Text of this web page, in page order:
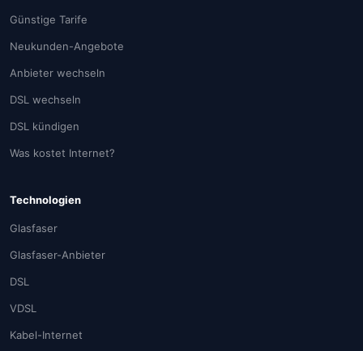
Günstige Tarife
Neukunden-Angebote
Anbieter wechseln
DSL wechseln
DSL kündigen
Was kostet Internet?
Technologien
Glasfaser
Glasfaser-Anbieter
DSL
VDSL
Kabel-Internet